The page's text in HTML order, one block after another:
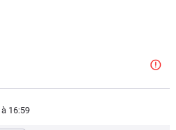
à 16:59